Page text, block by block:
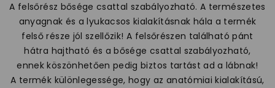
A felsőrész bősége csattal szabályozható. A természetes
anyagnak és a lyukacsos kialakításnak hála a termék
felső része jól szellőzik! A felsőrészen található pánt
hátra hajtható és a bősége csattal szabályozható,
ennek köszönhetően pedig biztos tartást ad a lábnak!
A termék különlegessége, hogy az anatómiai kialakítású,